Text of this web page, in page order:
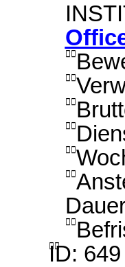








ID: